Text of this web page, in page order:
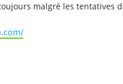
malgré les tentatives